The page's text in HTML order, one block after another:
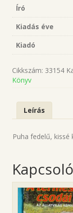
Író
Kiadás éve
Kiadó
Cikkszám: 33154
Könyv
Leírás
Puha fedelű,